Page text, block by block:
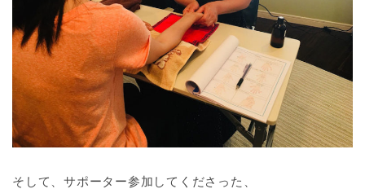
そして、サポーター参加してくださった、